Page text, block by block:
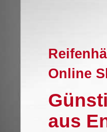
Online
aus